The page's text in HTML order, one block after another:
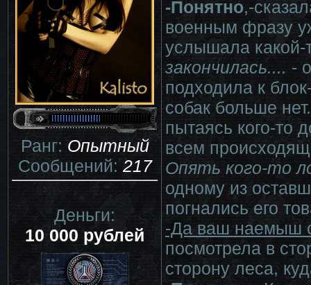
Ранг:Опытный
Сообщений:217
Деньги:
10 000 рублей
-Понятно,-
военным фразу
услышала
закончилась....-
подходила к
собак больше
пытаясь кого-то
всем
Опять кого-то
одному из
погнались его
-Да ваш наемыш
посмотрела в
сторону леса,